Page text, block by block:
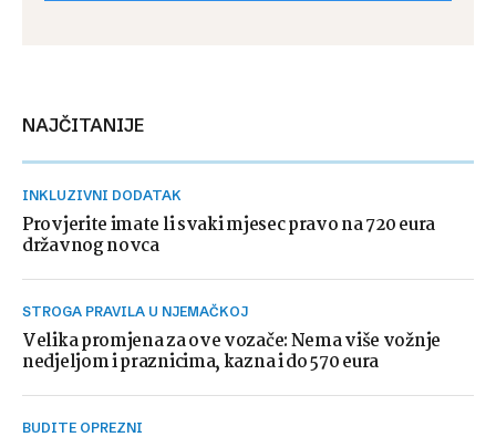
NAJČITANIJE
INKLUZIVNI DODATAK
Provjerite imate li svaki mjesec pravo na 720 eura
državnog novca
STROGA PRAVILA U NJEMAČKOJ
Velika promjena za ove vozače: Nema više vožnje
nedjeljom i praznicima, kazna i do 570 eura
BUDITE OPREZNI